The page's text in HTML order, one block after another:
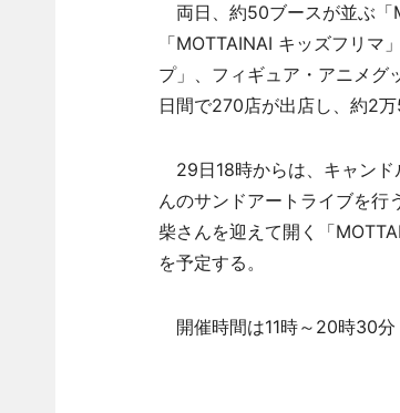
両日、約50ブースが並ぶ「
「MOTTAINAI キッズフリマ
プ」、フィギュア・アニメグ
日間で270店が出店し、約2
29日18時からは、キャンド
んのサンドアートライブを行
柴さんを迎えて開く「
を予定する。
開催時間は11時～20時30分